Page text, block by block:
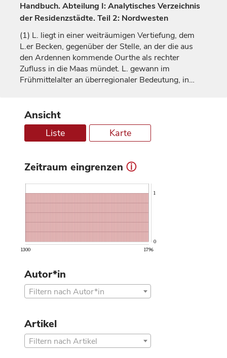
Handbuch. Abteilung I: Analytisches Verzeichnis
der Residenzstädte. Teil 2: Nordwesten
(1) L. liegt in einer weiträumigen Vertiefung, dem
L.er Becken, gegenüber der Stelle, an der die aus
den Ardennen kommende Ourthe als rechter
Zufluss in die Maas mündet. L. gewann im
Frühmittelalter an überregionaler Bedeutung, in…
Ansicht
Liste Karte
Zeitraum eingrenzen ⓘ
1300 1796
0
1
Autor*in
Filtern nach Autor*in
Artikel
Filtern nach Artikel